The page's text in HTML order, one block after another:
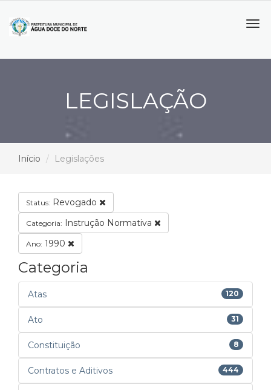
LEGISLAÇÃO
Início Legislações
Status: Revogado
Categoria: Instrução Normativa
Ano: 1990
Categoria
Atas 120
Ato 31
Constituição 8
Contratos e Aditivos 444